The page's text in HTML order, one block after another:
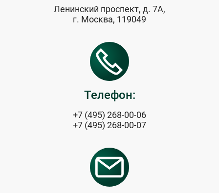
Ленинский проспект, д. 7А,
г. Москва, 119049
Телефон:
+7 (495) 268-00-06
+7 (495) 268-00-07